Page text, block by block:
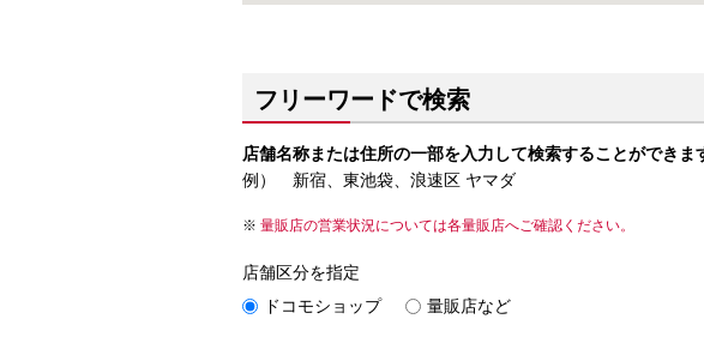
フリーワードで検索
店舗名称または住所の一部を入力して検索することができま
例） 新宿、東池袋、浪速区 ヤマダ
量販店の営業状況については各量販店へご確認ください。
店舗区分を指定
ドコモショップ
量販店など